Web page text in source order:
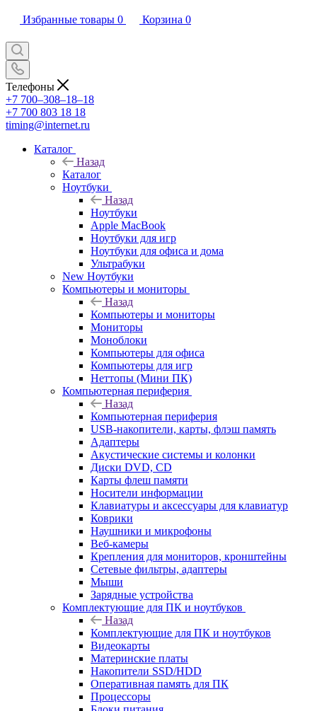
Избранные товары 0 Корзина 0
Телефоны
+7 700‒308‒18‒18
+7 700 803 18 18
timing@internet.ru
Каталог
Назад
Каталог
Ноутбуки
Назад
Ноутбуки
Apple MacBook
Ноутбуки для игр
Ноутбуки для офиса и дома
Ультрабуки
New Ноутбуки
Компьютеры и мониторы
Назад
Компьютеры и мониторы
Мониторы
Моноблоки
Компьютеры для офиса
Компьютеры для игр
Неттопы (Мини ПК)
Компьютерная периферия
Назад
Компьютерная периферия
USB-накопители, карты, флэш память
Адаптеры
Акустические системы и колонки
Диски DVD, CD
Карты флеш памяти
Носители информации
Клавиатуры и аксессуары для клавиатур
Коврики
Наушники и микрофоны
Веб-камеры
Крепления для мониторов, кронштейны
Сетевые фильтры, адаптеры
Мыши
Зарядные устройства
Комплектующие для ПК и ноутбуков
Назад
Комплектующие для ПК и ноутбуков
Видеокарты
Материнские платы
Накопители SSD/HDD
Оперативная память для ПК
Процессоры